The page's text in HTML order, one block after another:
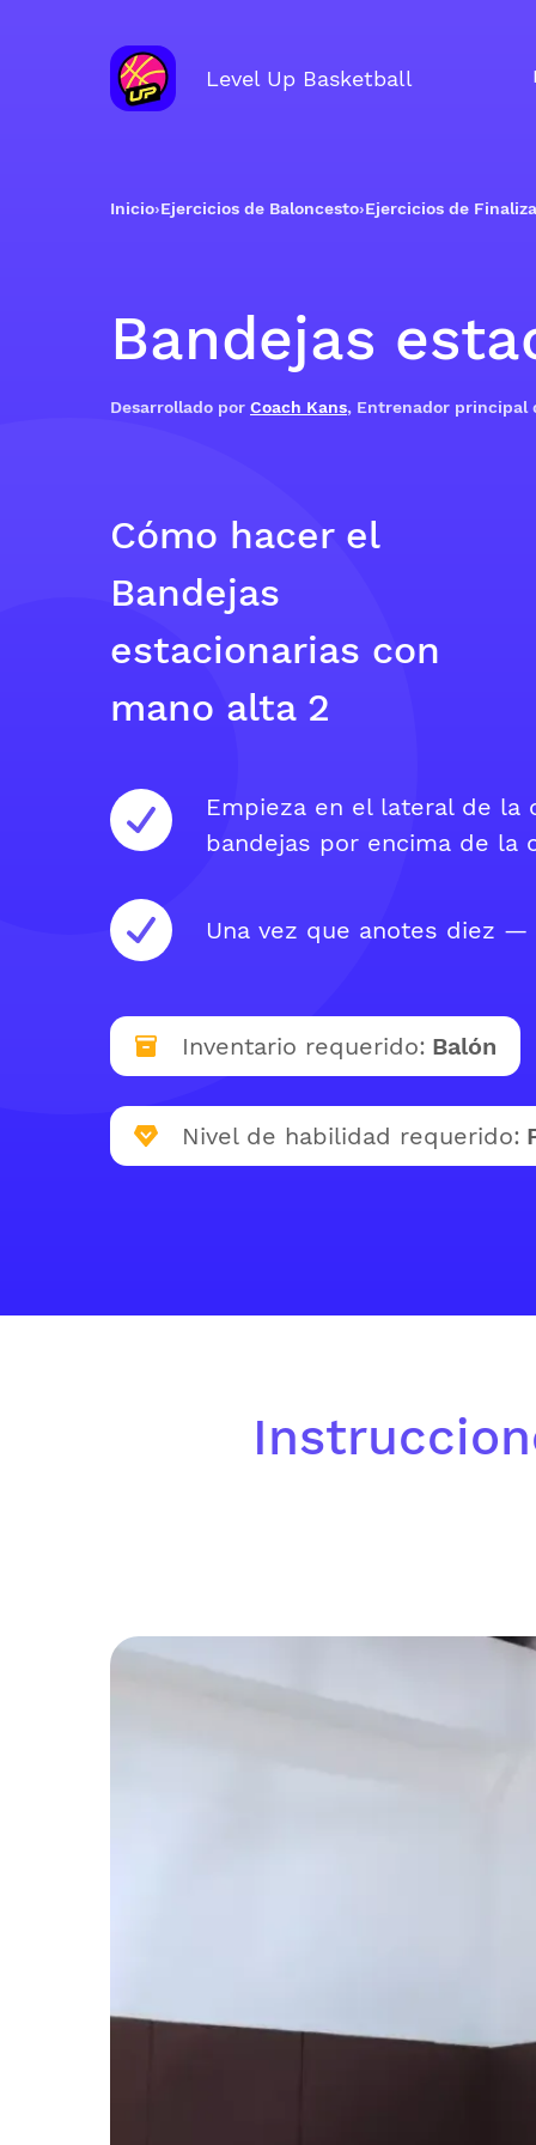
Level Up Basketball
Inicio›Ejercicios de Baloncesto›Ejercicios de
Bandejas
Desarrollado por Coach Kans, Entrenador principal
Cómo hacer el
Bandejas
estacionarias con
mano alta 2
Empieza en el lateral de la
bandejas por encima de la
Una vez que anotes diez —
Inventario requerido: Balón
Nivel de habilidad requerido: